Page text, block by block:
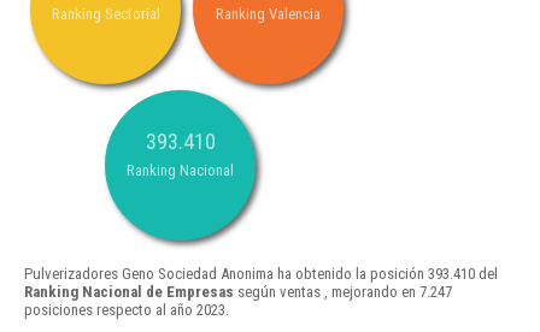
Ranking Sectorial Ranking Valencia
393.410
Ranking Nacional
Pulverizadores Geno Sociedad Anonima ha obtenido la posición 393.410 del
Ranking Nacional de Empresas según ventas , mejorando en 7.247
posiciones respecto al año 2023.